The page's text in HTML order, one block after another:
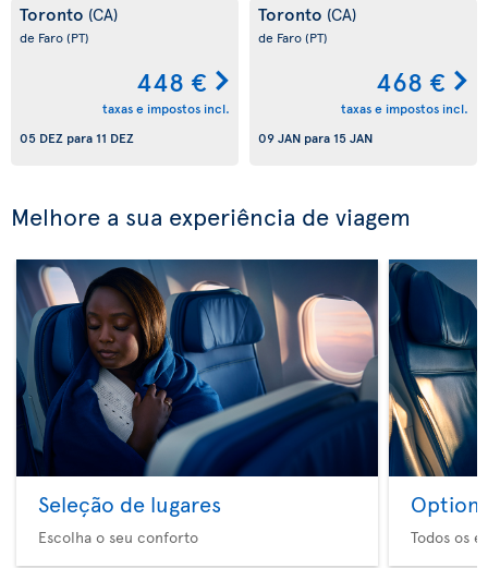
Toronto (CA)
de Faro(PT)
448 €
taxas e impostos incl.
05 DEZ para 11 DEZ
Toronto (CA)
de Faro(PT)
468 €
taxas e impostos incl.
09 JAN para 15 JAN
Melhore a sua experiência de viagem
Seleção de lugares
Escolha o seu conforto
Option
Todos os